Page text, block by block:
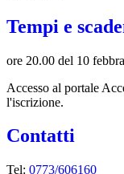
Tempi e
ore 20.00 del 10
Accesso al portale
l'iscrizione.
Contatti
Tel: 0773/606160